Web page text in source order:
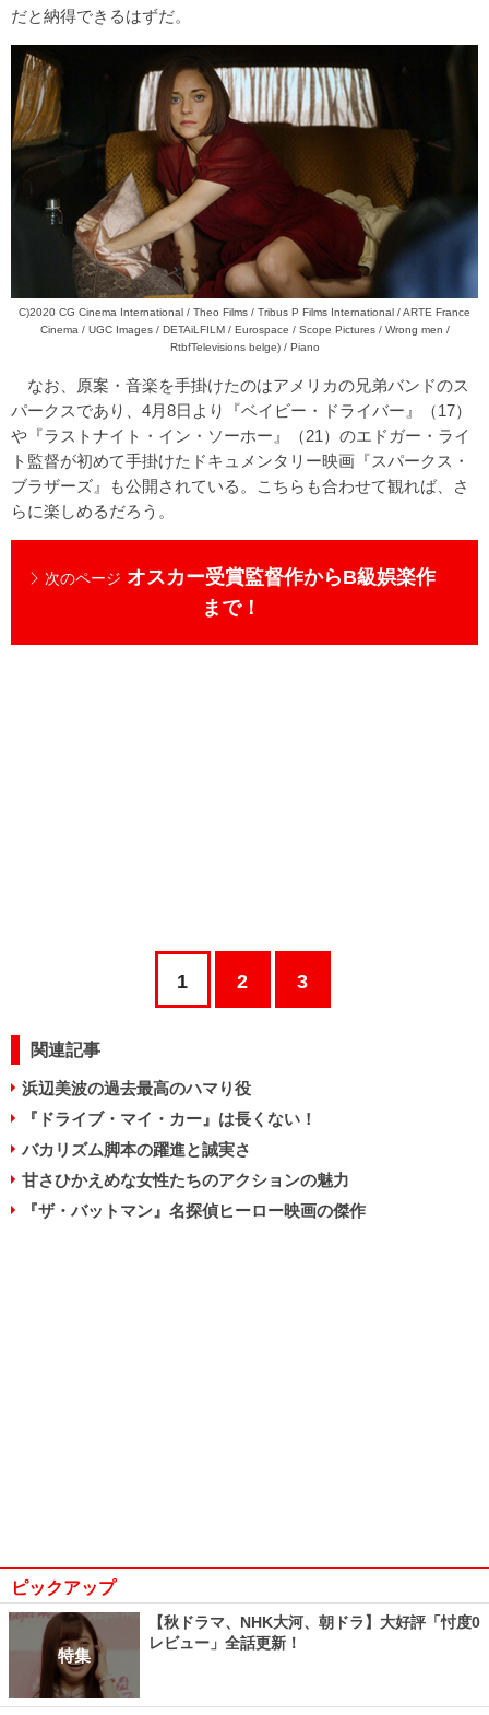
だと納得できるはずだ。
C)2020 CG Cinema International / Theo Films / Tribus P Films International / ARTE France
Cinema / UGC Images / DETAiLFILM / Eurospace / Scope Pictures / Wrong men /
RtbfTelevisions belge) / Piano
なお、原案・音楽を手掛けたのはアメリカの兄弟バンドのス
パークスであり、4月8日より『ベイビー・ドライバー』（17）
や『ラストナイト・イン・ソーホー 』（21）のエドガー・ライ
ト監督が初めて手掛けたドキュメンタリー映画『スパークス・
ブラザーズ 』も公開されている。こちらも合わせて観れば、さ
らに楽しめるだろう。
次のページ オスカー受賞監督作からB級娯楽作
まで！
1 2 3
関連記事
浜辺美波の過去最高のハマり役
『ドライブ・マイ・カー』は長くない！
バカリズム脚本の躍進と誠実さ
甘さひかえめな女性たちのアクションの魅力
『ザ・バットマン』名探偵ヒーロー映画の傑作
ピックアップ
特集
【秋ドラマ、NHK大河、朝ドラ】大好評「忖度0
レビュー」全話更新！